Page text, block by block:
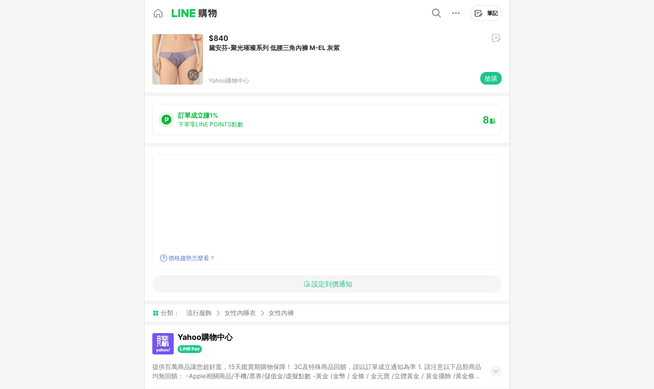
筆記
$840
黛安芬-聚光璀璨系列 低腰三角內褲 M-EL 灰紫
Yahoo購物中心 搶購
訂單成立賺1%
下單享LINE POINTS點數 8點
價格趨勢怎麼看？
設定到價通知
分類： 流行服飾 女性內睡衣 女性內褲
Yahoo購物中心
提供百萬商品讓您超好逛，15天鑑賞期購物保障！ 3C及特殊商品回饋，請以訂單成立通知為準 1. 請注意以下品類商品
均無回饋： -Apple相關商品/手機/票券/儲值金/虛擬點數 -黃金 (金幣 / 金條 / 金元寶 /立體黃金 / 黃金擺飾 /黃金條